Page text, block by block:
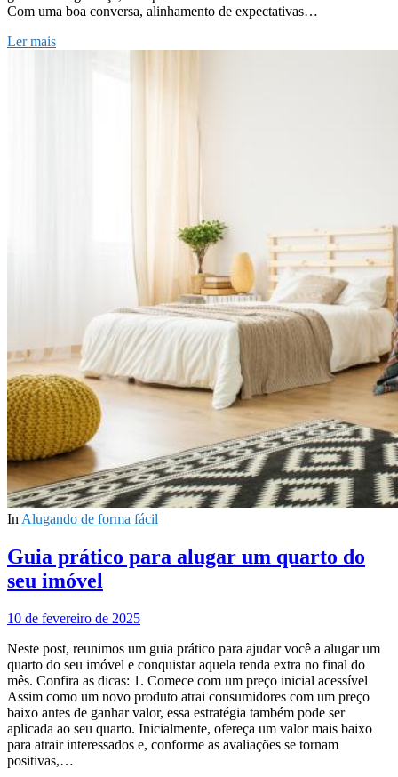
Com uma boa conversa, alinhamento de expectativas…
Ler mais
In Alugando de forma fácil
Guia prático para alugar um quarto do
seu imóvel
10 de fevereiro de 2025
Neste post, reunimos um guia prático para ajudar você a alugar um
quarto do seu imóvel e conquistar aquela renda extra no final do
mês. Confira as dicas: 1. Comece com um preço inicial acessível
Assim como um novo produto atrai consumidores com um preço
baixo antes de ganhar valor, essa estratégia também pode ser
aplicada ao seu quarto. Inicialmente, ofereça um valor mais baixo
para atrair interessados e, conforme as avaliações se tornam
positivas,…